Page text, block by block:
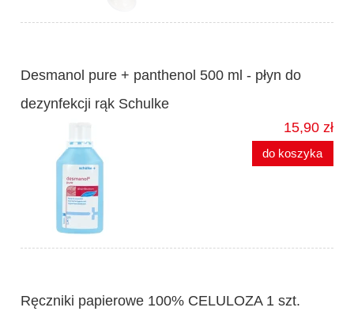
Desmanol pure + panthenol 500 ml - płyn do
dezynfekcji rąk Schulke
15,90 zł
do koszyka
Ręczniki papierowe 100% CELULOZA 1 szt.